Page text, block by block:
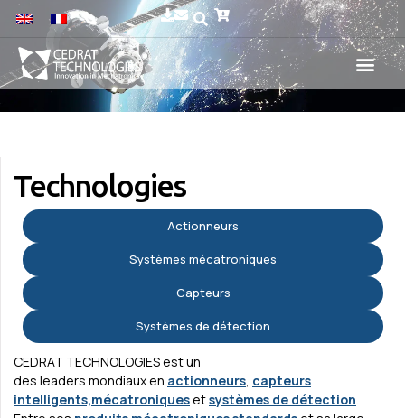
Technologies
Actionneurs
Systèmes mécatroniques
Capteurs
Systèmes de détection
CEDRAT TECHNOLOGIES est un
des leaders mondiaux en actionneurs, capteurs
intelligents,mécatroniquesetsystèmes de détection.